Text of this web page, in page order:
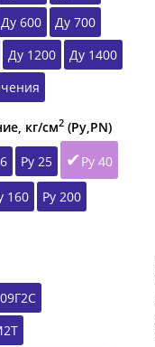
Ду 600
Ду 700
Ду 1200
Ду 1400
кг/см2 (Ру,РN)
Ру 25 Ру 40
160
Ру 200